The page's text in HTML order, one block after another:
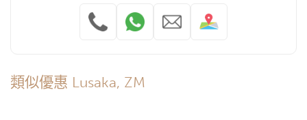
類似優惠 Lusaka, ZM